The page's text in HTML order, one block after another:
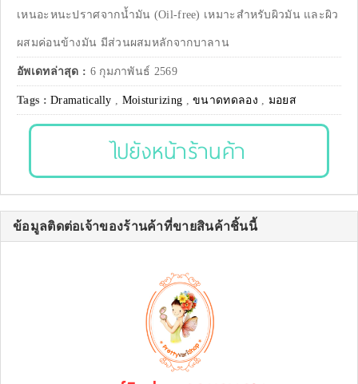
เหนอะหนะปราศจากน้ำมัน (Oil-free) เหมาะสำหรับผิวมัน และผิว
ผสมค่อนข้างมัน มีส่วนผสมหลักจากบาลาน
อัพเดทล่าสุด : 6 กุมภาพันธ์ 2569
Tags :Dramatically , Moisturizing ,ขนาดทดลอง , มอยส
ไปยังหน้าร้านค้า
ข้อมูลติดต่อเจ้าของร้านค้าที่ขายสินค้าชิ้นนี้